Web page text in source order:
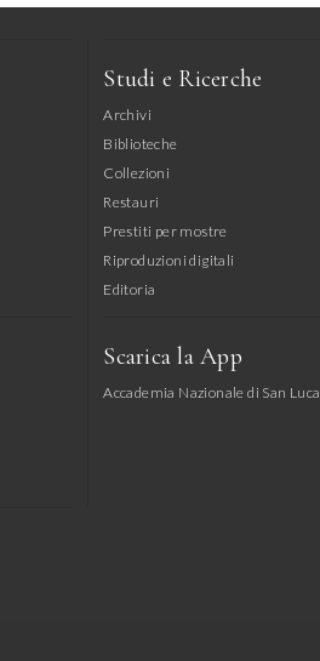
Studi e Ricerche
Archivi
Biblioteche
Collezioni
Restauri
Prestiti per mostre
Riproduzioni digitali
Editoria
Scarica la App
Accademia Nazionale di San Luca